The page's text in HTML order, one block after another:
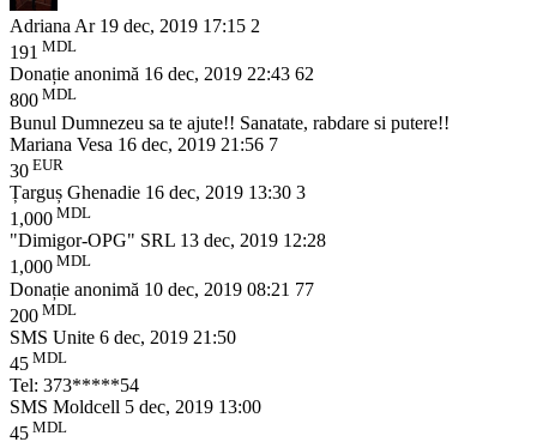
Adriana Ar 19 dec, 2019 17:15 2
191 MDL
Donație anonimă 16 dec, 2019 22:43 62
800 MDL
Bunul Dumnezeu sa te ajute!! Sanatate, rabdare si putere!!
Mariana Vesa 16 dec, 2019 21:56 7
30 EUR
Țarguș Ghenadie 16 dec, 2019 13:30 3
1,000 MDL
"Dimigor-OPG" SRL 13 dec, 2019 12:28
1,000 MDL
Donație anonimă 10 dec, 2019 08:21 77
200 MDL
SMS Unite 6 dec, 2019 21:50
45 MDL
Tel: 373*****54
SMS Moldcell 5 dec, 2019 13:00
45 MDL